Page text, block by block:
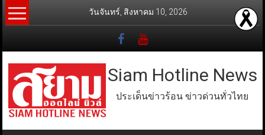
Skip
to
วันจันทร์, สิงหาคม 10, 2026
Siam Hotline News
ประเด็นข่าวร้อน ข่าวด่วนทั่วไทย